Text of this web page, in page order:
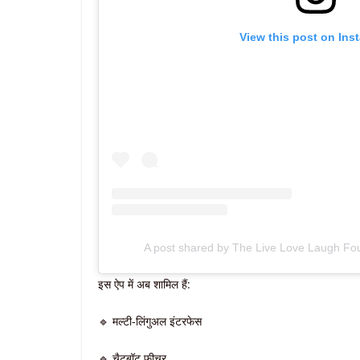
View this post on
A post shared by The Live Love Laugh
इस ऐप में अब शामिल हैं:
🔹 मल्टी-लिंगुअल इंटरफेस